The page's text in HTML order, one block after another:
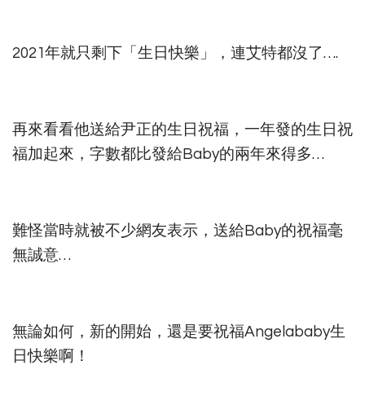
2021年就只剩下「生日快樂」，連艾特都沒了….
再來看看他送給尹正的生日祝福，一年發的生日祝
福加起來，字數都比發給Baby的兩年來得多…
難怪當時就被不少網友表示，送給Baby的祝福毫
無誠意…
無論如何，新的開始，還是要祝福Angelababy生
日快樂啊！